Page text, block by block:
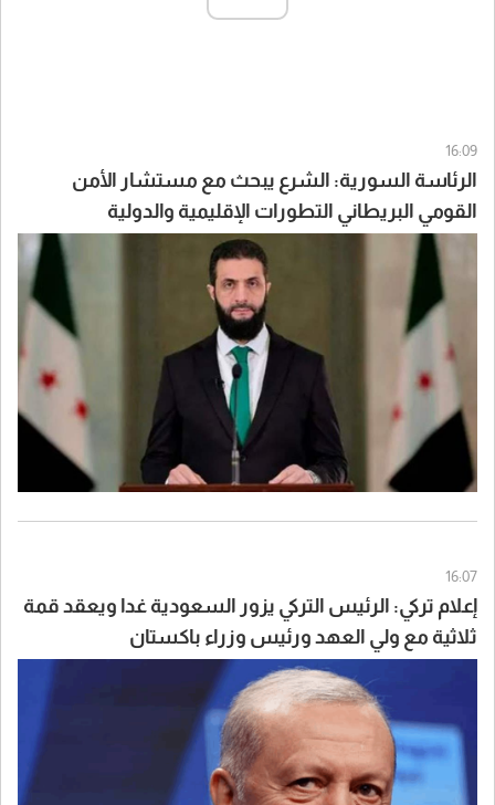
16:09
الرئاسة السورية: الشرع يبحث مع مستشار الأمن
القومي البريطاني التطورات الإقليمية والدولية
16:07
إعلام تركي: الرئيس التركي يزور السعودية غدا ويعقد قمة
ثلاثية مع ولي العهد ورئيس وزراء باكستان